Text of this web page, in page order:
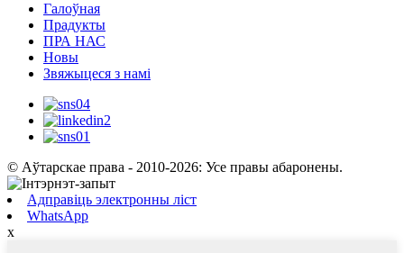
Галоўная
Прадукты
ПРА НАС
Новы
Звяжыцеся з намі
© Аўтарскае права - 2010-2026: Усе правы абаронены.
Адправіць электронны ліст
WhatsApp
x